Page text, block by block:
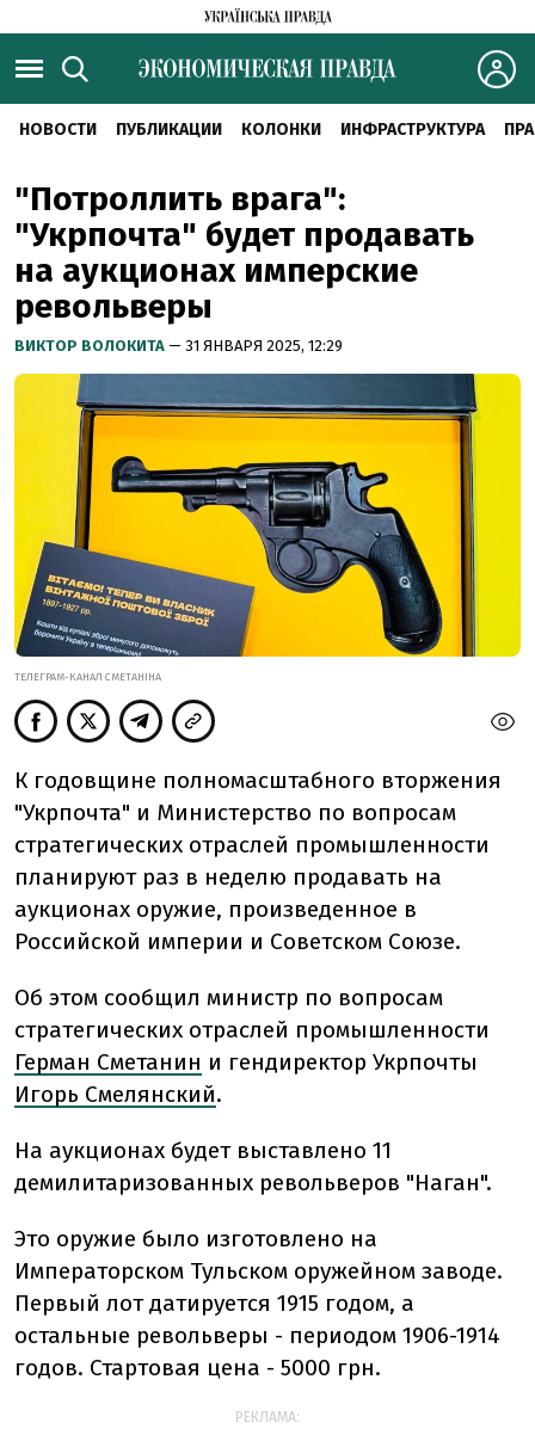
НОВОСТИ ПУБЛИКАЦИИ КОЛОНКИ ИНФРАСТРУКТУРА
"Потроллить врага":
"Укрпочта" будет продавать
на аукционах имперские
револьверы
ВИКТОР ВОЛОКИТА — 31 ЯНВАРЯ 2025, 12:29
ТЕЛЕГРАМ-КАНАЛ СМЕТАНІНА
К годовщине полномасштабного вторжения
"Укрпочта" и Министерство по вопросам
стратегических отраслей промышленности
планируют раз в неделю продавать на
аукционах оружие, произведенное в
Российской империи и Советском Союзе.
Об этом сообщил министр по вопросам
стратегических отраслей промышленности
Герман Сметанин и гендиректор Укрпочты
Игорь Смелянский.
На аукционах будет выставлено 11
демилитаризованных револьверов "Наган".
Это оружие было изготовлено на
Императорском Тульском оружейном заводе.
Первый лот датируется 1915 годом, а
остальные револьверы - периодом 1906-1914
годов. Стартовая цена - 5000 грн.
РЕКЛАМА: